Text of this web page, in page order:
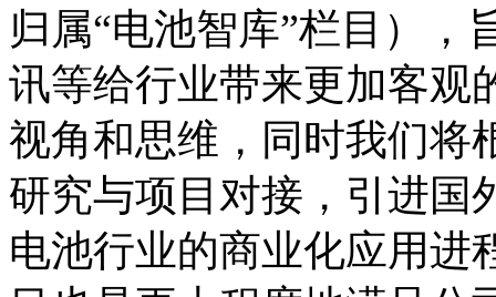
归属“电池智库”栏目），
讯等给行业带来更加客观
视角和思维，同时我们将
研究与项目对接，引进国
电池行业的商业化应用进